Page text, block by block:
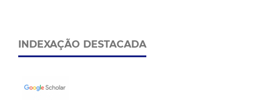
INDEXAÇÃO DESTACADA